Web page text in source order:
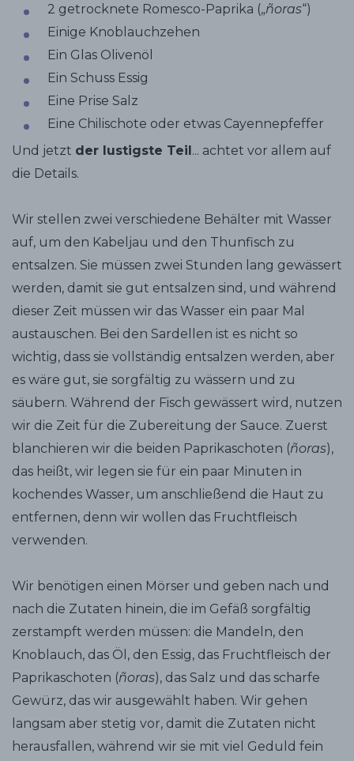
2 getrocknete Romesco-Paprika („ñoras“)
Einige Knoblauchzehen
Ein Glas Olivenöl
Ein Schuss Essig
Eine Prise Salz
Eine Chilischote oder etwas Cayennepfeffer
Und jetzt der lustigste Teil... achtet vor allem auf
die Details.
Wir stellen zwei verschiedene Behälter mit Wasser
auf, um den Kabeljau und den Thunfisch zu
entsalzen. Sie müssen zwei Stunden lang gewässert
werden, damit sie gut entsalzen sind, und während
dieser Zeit müssen wir das Wasser ein paar Mal
austauschen. Bei den Sardellen ist es nicht so
wichtig, dass sie vollständig entsalzen werden, aber
es wäre gut, sie sorgfältig zu wässern und zu
säubern. Während der Fisch gewässert wird, nutzen
wir die Zeit für die Zubereitung der Sauce. Zuerst
blanchieren wir die beiden Paprikaschoten (ñoras),
das heißt, wir legen sie für ein paar Minuten in
kochendes Wasser, um anschließend die Haut zu
entfernen, denn wir wollen das Fruchtfleisch
verwenden.
Wir benötigen einen Mörser und geben nach und
nach die Zutaten hinein, die im Gefäß sorgfältig
zerstampft werden müssen: die Mandeln, den
Knoblauch, das Öl, den Essig, das Fruchtfleisch der
Paprikaschoten (ñoras), das Salz und das scharfe
Gewürz, das wir ausgewählt haben. Wir gehen
langsam aber stetig vor, damit die Zutaten nicht
herausfallen, während wir sie mit viel Geduld fein